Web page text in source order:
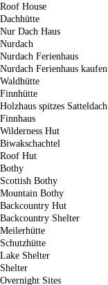
Roof House
Dachhütte
Nur Dach Haus
Nurdach
Nurdach Ferienhaus
Nurdach Ferienhaus kaufen
Waldhütte
Finnhütte
Holzhaus spitzes Satteldach
Finnhaus
Wilderness Hut
Biwakschachtel
Roof Hut
Bothy
Scottish Bothy
Mountain Bothy
Backcountry Hut
Backcountry Shelter
Meilerhütte
Schutzhütte
Lake Shelter
Shelter
Overnight Sites